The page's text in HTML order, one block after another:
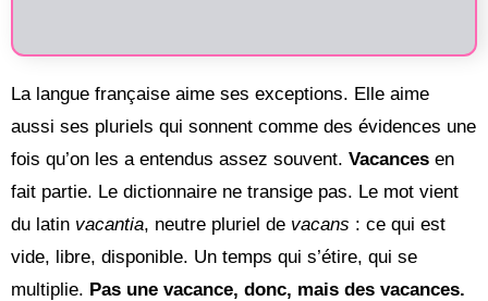
La langue française aime ses exceptions. Elle aime
aussi ses pluriels qui sonnent comme des évidences une
fois qu’on les a entendus assez souvent. Vacances en
fait partie. Le dictionnaire ne transige pas. Le mot vient
du latin vacantia, neutre pluriel de vacans : ce qui est
vide, libre, disponible. Un temps qui s’étire, qui se
multiplie. Pas une vacance, donc, mais des vacances.